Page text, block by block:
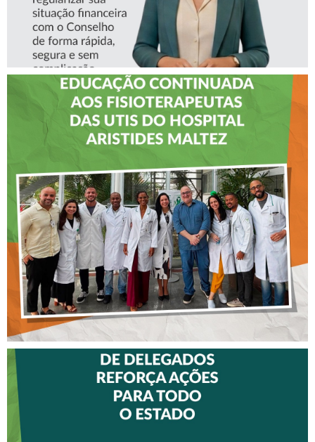
CREFITO-7 LEVA EDUCAÇÃO
CONTINUADA AOS
FISIOTERAPEUTAS DAS UTIs
DO HOSPITAL ARISTIDES
MALTEZ